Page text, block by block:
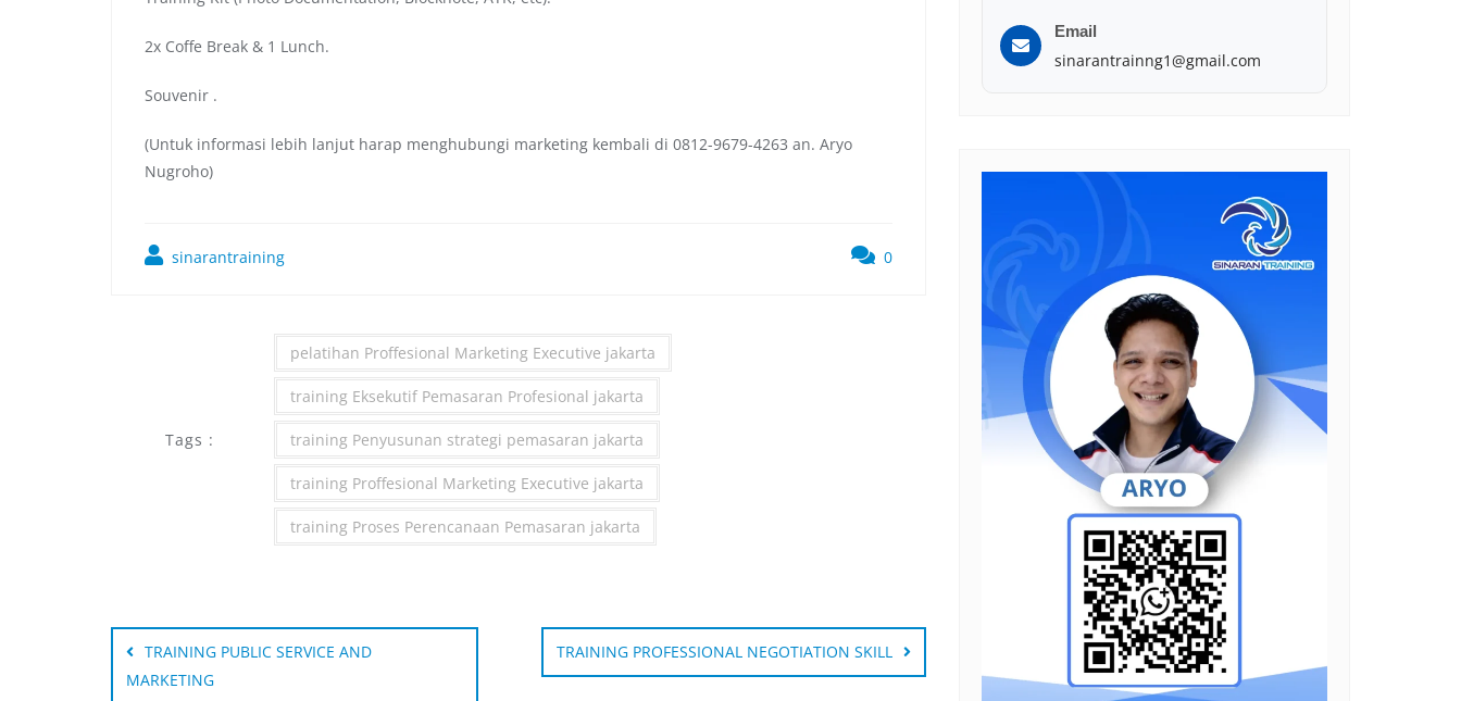
2x Coffe Break & 1 Lunch.
Souvenir .
(Untuk informasi lebih lanjut harap menghubungi marketing kembali di 0812-9679-4263 an. Aryo
Nugroho)
sinarantraining 0
Tags :
pelatihan Proffesional Marketing Executive jakarta
training Eksekutif Pemasaran Profesional jakarta
training Penyusunan strategi pemasaran jakarta
training Proffesional Marketing Executive jakarta
training Proses Perencanaan Pemasaran jakarta
navigation
TRAINING PUBLIC SERVICE AND
MARKETING
TRAINING PROFESSIONAL NEGOTIATION SKILL
Email
sinarantrainng1@gmail.com